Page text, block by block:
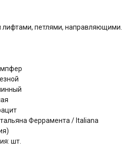
лифтами, петлями, направляющими.
Феррамента / Italiana
шт.